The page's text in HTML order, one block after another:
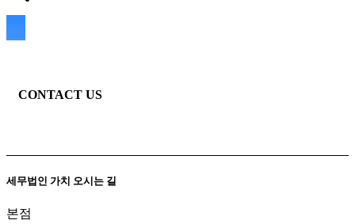
CONTACT US
세무법인 가치 오시는 길
본점